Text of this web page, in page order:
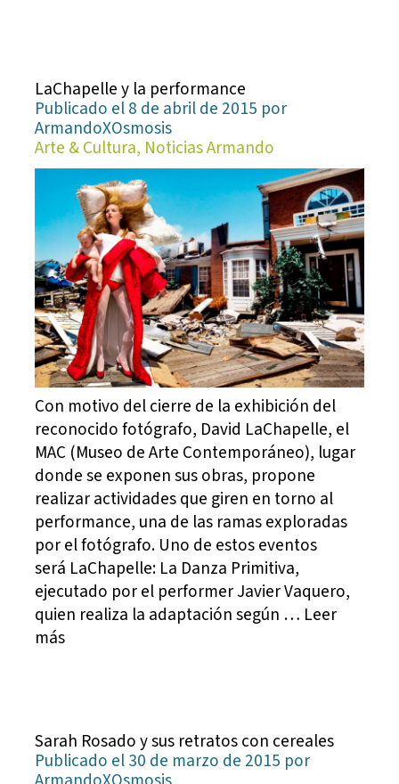
LaChapelle y la performance
Publicado el 8 de abril de 2015 por
ArmandoXOsmosis
Arte & Cultura, Noticias Armando
Con motivo del cierre de la exhibición del
reconocido fotógrafo, David LaChapelle, el
MAC (Museo de Arte Contemporáneo), lugar
donde se exponen sus obras, propone
realizar actividades que giren en torno al
performance, una de las ramas exploradas
por el fotógrafo. Uno de estos eventos
será LaChapelle: La Danza Primitiva,
ejecutado por el performer Javier Vaquero,
quien realiza la adaptación según … Leer
más
Sarah Rosado y sus retratos con cereales
Publicado el 30 de marzo de 2015 por